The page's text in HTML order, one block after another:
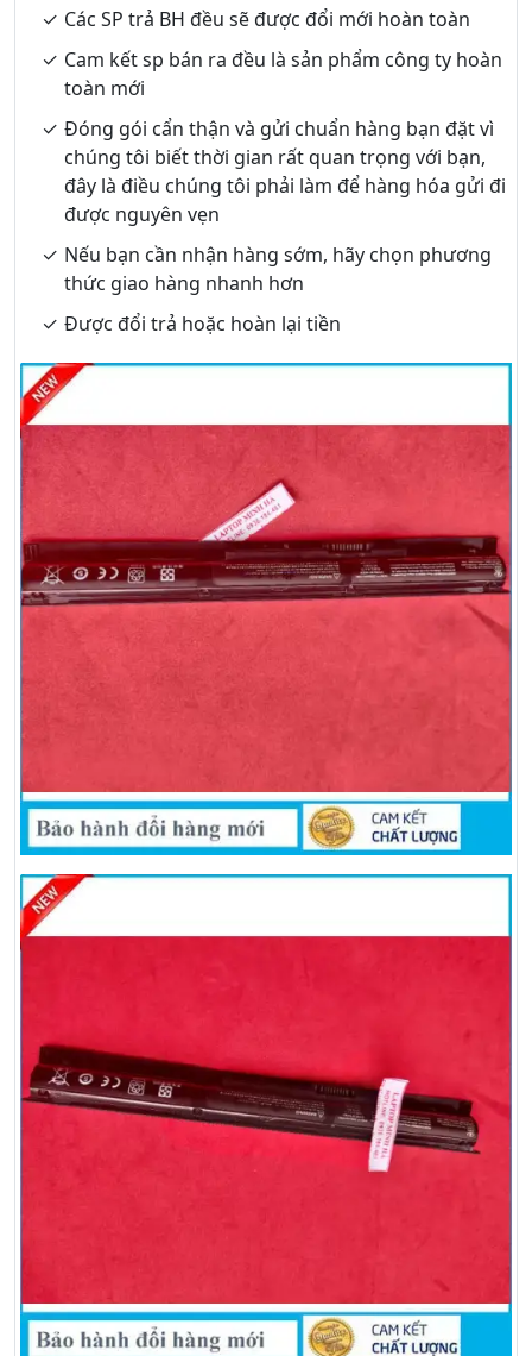
Các SP trả BH đều sẽ được đổi mới hoàn toàn
Cam kết sp bán ra đều là sản phẩm công ty hoàn
toàn mới
Đóng gói cẩn thận và gửi chuẩn hàng bạn đặt vì
chúng tôi biết thời gian rất quan trọng với bạn,
đây là điều chúng tôi phải làm để hàng hóa gửi đi
được nguyên vẹn
Nếu bạn cần nhận hàng sớm, hãy chọn phương
thức giao hàng nhanh hơn
Được đổi trả hoặc hoàn lại tiền